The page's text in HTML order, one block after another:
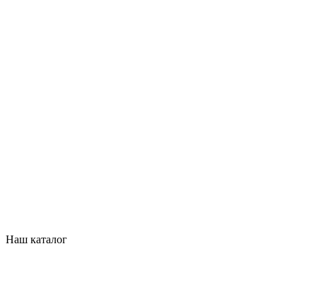
Наш каталог